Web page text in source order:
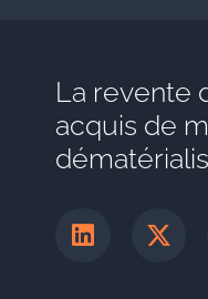
La revente
acquis de